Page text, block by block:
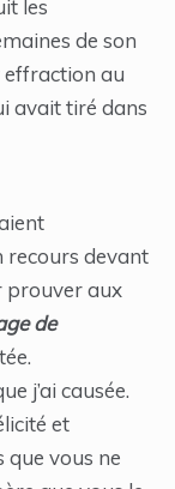
les
de son
effraction au
avait tiré dans
recours devant
prouver aux
de
j’ai causée.
et
que vous ne